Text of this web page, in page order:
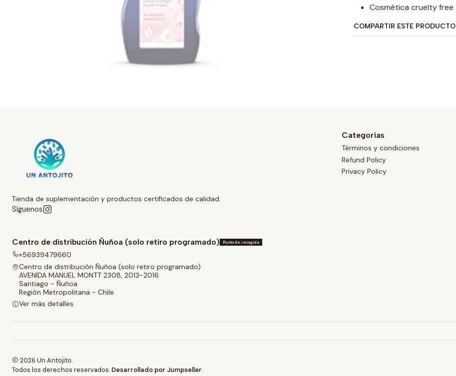
Cosmética cruelty free
COMPARTIR ESTE PRODUCTO
Tienda de suplementación y productos certificados de calidad.
Síguenos
Categorías
Términos y condiciones
Refund Policy
Privacy Policy
Centro de distribución Ñuñoa (solo retiro programado) Punto de recogida
+56939479660
Centro de distribución Ñuñoa (solo retiro programado)
AVENIDA MANUEL MONTT 2308, 2013-2016
Santiago - Ñuñoa
Región Metropolitana - Chile
Ver más detalles
2026 Un Antojito.
Todos los derechos reservados. Desarrollado por Jumpseller.